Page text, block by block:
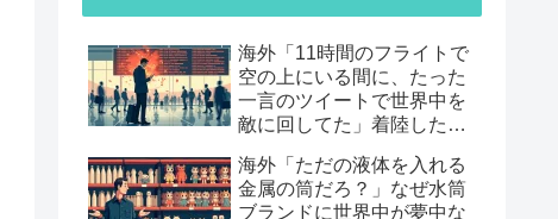
海外「11時間のフライトで
空の上にいる間に、たった
一言のツイートで世界中を
敵に回してた」着陸したら
海外「ただの液体を入れる
金属の筒だろ？」なぜ水筒
ブランドに世界中が夢中な